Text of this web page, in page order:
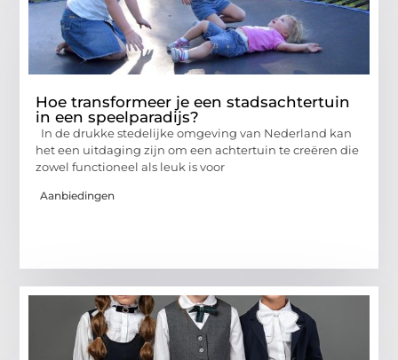
Hoe transformeer je een stadsachtertuin
in een speelparadijs?
In de drukke stedelijke omgeving van Nederland kan
het een uitdaging zijn om een achtertuin te creëren die
zowel functioneel als leuk is voor
Aanbiedingen